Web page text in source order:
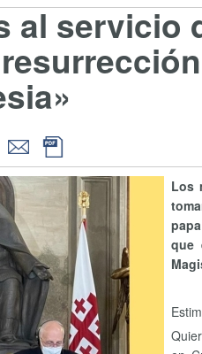
al servicio
Los
que